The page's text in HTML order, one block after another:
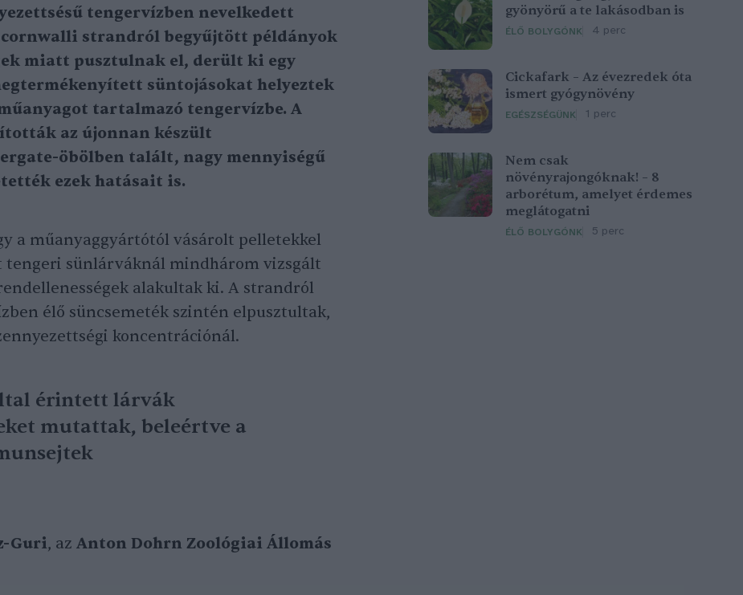
tengervízben nevelkedett
strandról begyűjtött példányok
miatt pusztulnak el, derült ki egy
süntojásokat helyeztek
tartalmazó tengervízbe. A
az újonnan készült
öbölben talált, nagy mennyiségű
ezek hatásait is.
a műanyaggyártótól vásárolt pelletekkel
tengeri sünlárváknál mindhárom vizsgált
alakultak ki. A strandról
élő süncsemeték szintén elpusztultak,
koncentrációnál.
érintett lárvák
mutattak, beleértve a
Guri, az Anton Dohrn Zoológiai Állomás
gyönyörű a te lakásodban is
ÉLŐ BOLYGÓNK 4 perc
Cickafark – Az évezredek óta
ismert gyógynövény
EGÉSZSÉGÜNK 1 perc
Nem csak
növényrajongóknak! – 8
arborétum, amelyet érdemes
meglátogatni
ÉLŐ BOLYGÓNK 5 perc